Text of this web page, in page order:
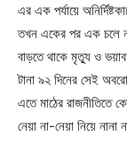
এর এক পর্যায়ে
তখন একের পর এক চলে
বাড়তে থাকে মৃত্যু ও
টানা ৯২ দিনের সেই
এতে মাঠের রাজনীতিতে
নেয়া না-নেয়া নিয়ে